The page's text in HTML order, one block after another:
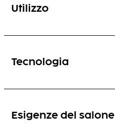
Utilizzo
Tecnologia
Esigenze del salone